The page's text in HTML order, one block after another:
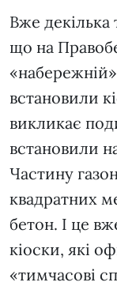
Вже декілька
що на
встановили
викликає
встановили
Частину
квадратних
бетон. І це
кіоски, які
«тимчасові